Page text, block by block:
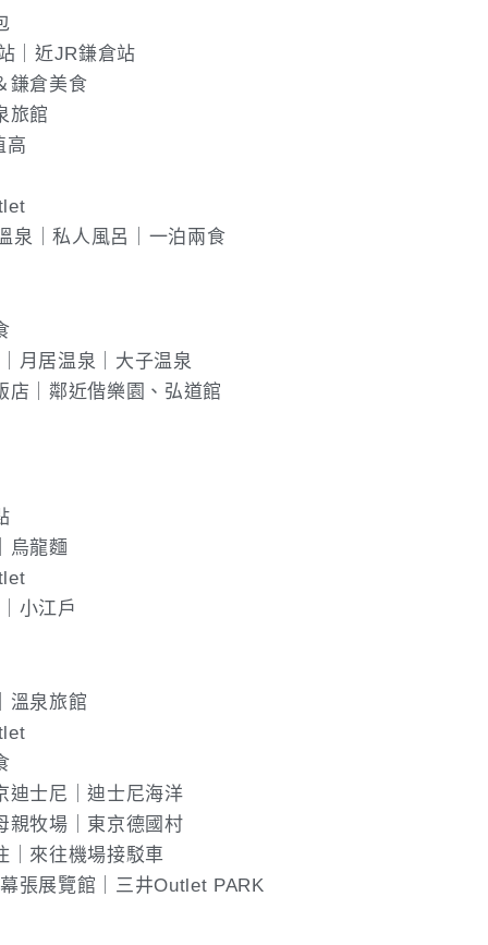
｜近JR鎌倉站
鎌倉美食
旅館
高
泉｜私人風呂｜一泊兩食
月居温泉｜大子温泉
店｜鄰近偕樂園、弘道館
烏龍麵
小江戶
溫泉旅館
迪士尼｜迪士尼海洋
親牧場｜東京德國村
｜來往機場接駁車
張展覽館｜三井Outlet PARK